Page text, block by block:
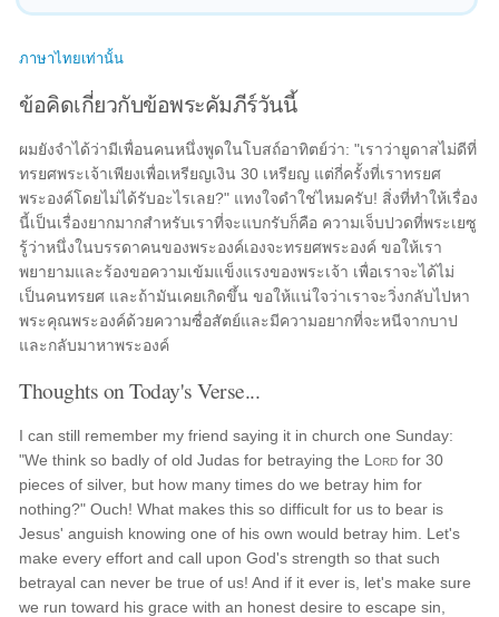
ภาษาไทยเท่านั้น
ข้อคิดเกี่ยวกับข้อพระคัมภีร์วันนี้
ผมยังจำได้ว่ามีเพื่อนคนหนึ่งพูดในโบสถ์อาทิตย์ว่า: "เราว่ายูดาสไม่ดีที่
ทรยศพระเจ้าเพียงเพื่อเหรียญเงิน 30 เหรียญ แต่กี่ครั้งที่เราทรยศ
พระองค์โดยไม่ได้รับอะไรเลย?" แทงใจดำใช่ไหมครับ! สิ่งที่ทำให้เรื่อง
นี้เป็นเรื่องยากมากสำหรับเราที่จะแบกรับก็คือ ความเจ็บปวดที่พระเยซู
รู้ว่าหนึ่งในบรรดาคนของพระองค์เองจะทรยศพระองค์ ขอให้เรา
พยายามและร้องขอความเข้มแข็งแรงของพระเจ้า เพื่อเราจะได้ไม่
เป็นคนทรยศ และถ้ามันเคยเกิดขึ้น ขอให้แน่ใจว่าเราจะวิ่งกลับไปหา
พระคุณพระองค์ด้วยความซื่อสัตย์และมีความอยากที่จะหนีจากบาป
และกลับมาหาพระองค์
Thoughts on Today's Verse...
I can still remember my friend saying it in church one Sunday:
"We think so badly of old Judas for betraying the Lord for 30
pieces of silver, but how many times do we betray him for
nothing?" Ouch! What makes this so difficult for us to bear is
Jesus' anguish knowing one of his own would betray him. Let's
make every effort and call upon God's strength so that such
betrayal can never be true of us! And if it ever is, let's make sure
we run toward his grace with an honest desire to escape sin,